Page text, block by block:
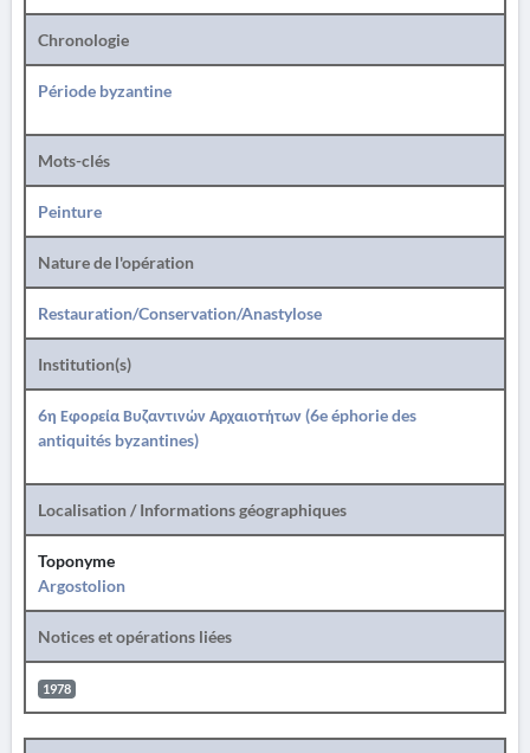
Chronologie
Période byzantine
Mots-clés
Peinture
Nature de l'opération
Restauration/Conservation/Anastylose
Institution(s)
6η Εφορεία Βυζαντινών Αρχαιοτήτων (6e éphorie des
antiquités byzantines)
Localisation / Informations géographiques
Toponyme
Argostolion
Notices et opérations liées
1978